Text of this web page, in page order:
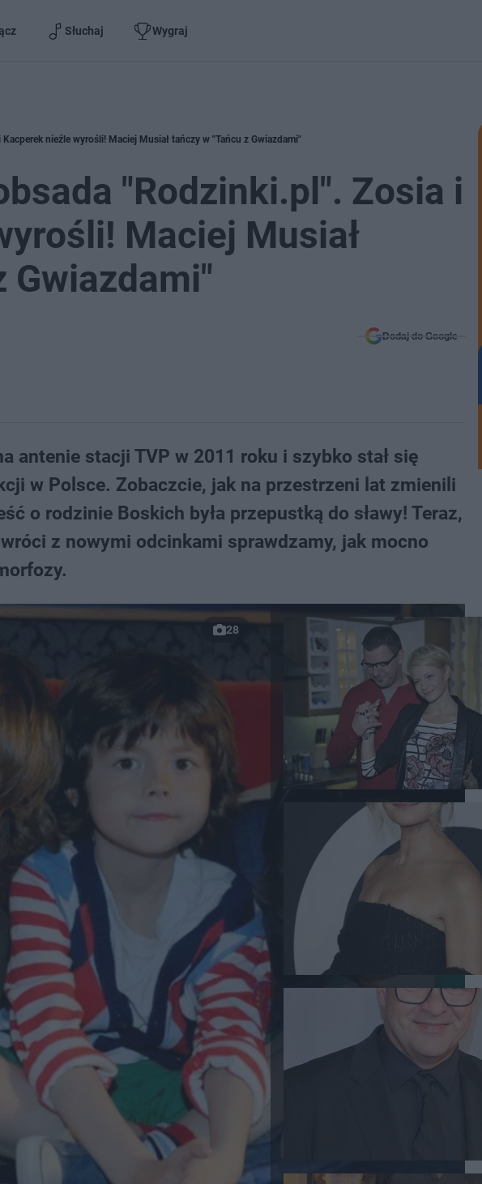
Słuchaj Wygraj
nieźle wyrośli! Maciej Musiał tańczy w "Tańcu z Gwiazdami"
"Rodzinki.pl". Zosia i
Maciej Musiał
Gwiazdami"
Dodaj do Google
antenie stacji TVP w 2011 roku i szybko stał się
w Polsce. Zobaczcie, jak na przestrzeni lat zmienili
o rodzinie Boskich była przepustką do sławy! Teraz,
z nowymi odcinkami sprawdzamy, jak mocno
28